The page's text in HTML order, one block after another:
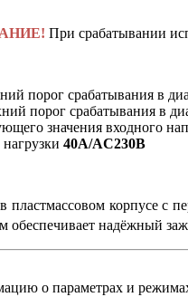
При срабатывании
порог срабатывания в
порог срабатывания в
значения входного
40А/AC230В
в пластмассовом корпусе
обеспечивает надёжный
о параметрах и